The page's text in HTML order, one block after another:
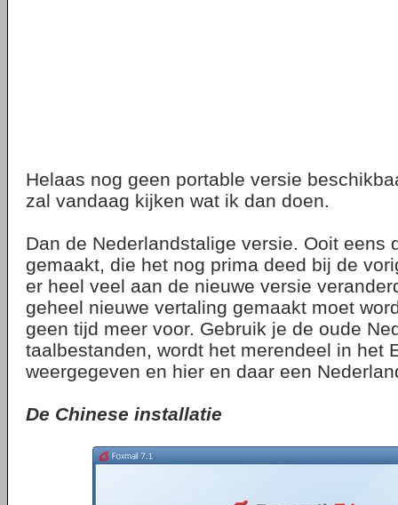
Helaas nog geen portable versie
zal vandaag kijken wat ik dan doen.
Dan de Nederlandstalige versie. Ooit eens
gemaakt, die het nog prima deed bij de
er heel veel aan de nieuwe versie
geheel nieuwe vertaling gemaakt moet
geen tijd meer voor. Gebruik je de oude
taalbestanden, wordt het merendeel in het
weergegeven en hier en daar een
De Chinese installatie